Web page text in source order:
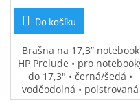
Do košíku
Brašna na 17,3” notebook
HP Prelude • pro
do 17,3" • černá/šedá •
voděodolná • polstrovaná
přihrádka na notebook •